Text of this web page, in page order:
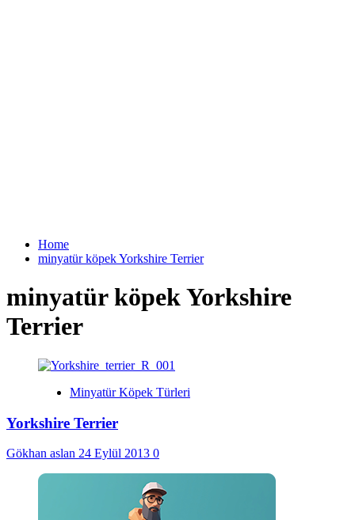
Home
minyatür köpek Yorkshire Terrier
minyatür köpek Yorkshire
Terrier
Minyatür Köpek Türleri
Yorkshire Terrier
Gökhan aslan 24 Eylül 2013 0